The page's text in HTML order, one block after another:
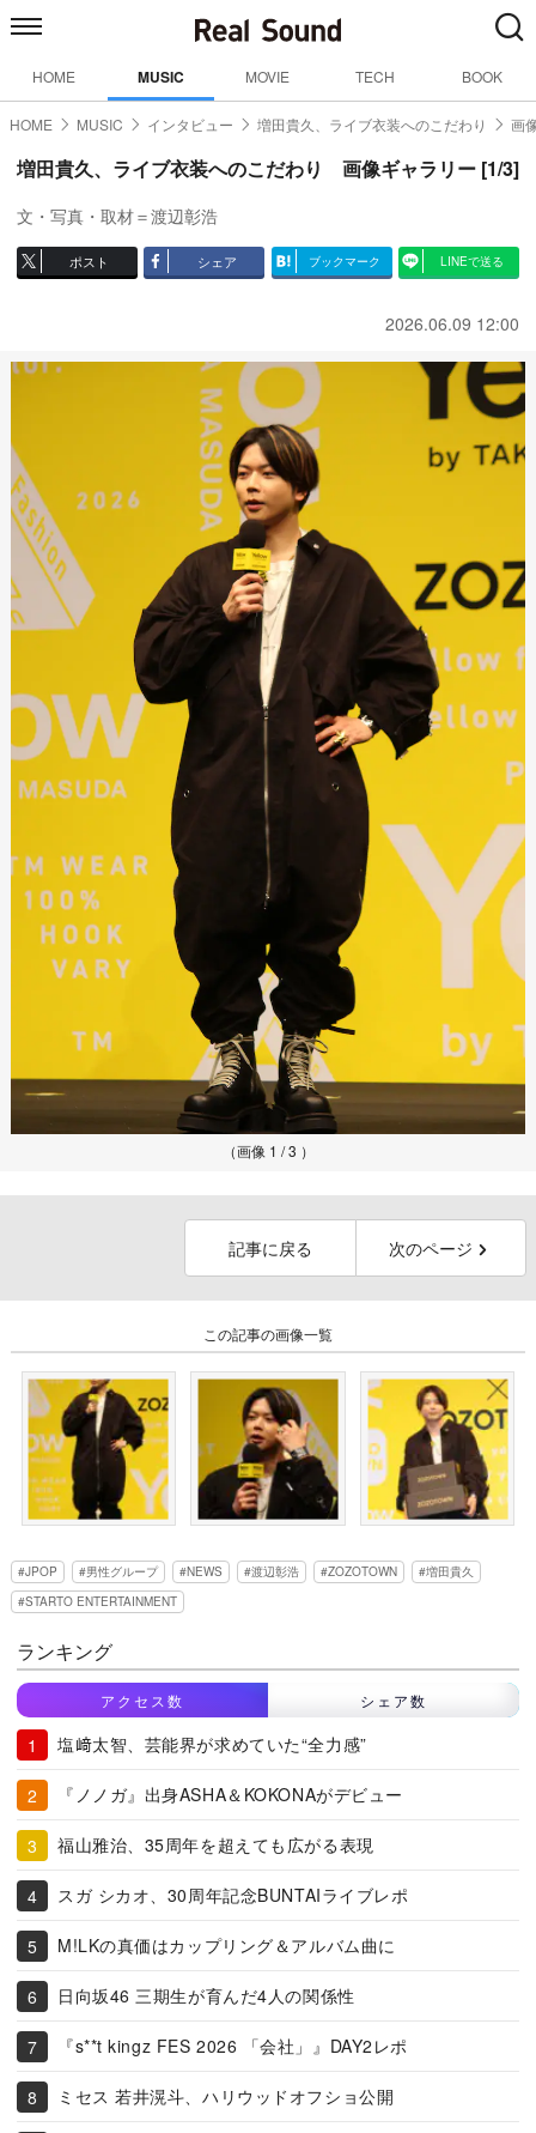
HOME MUSIC MOVIE TECH BOOK
HOME MUSIC インタビュー 増田貴久、ライブ衣装へのこだわり 画
増田貴久、ライブ衣装へのこだわり 画像ギャラリー [1/3]
文・写真・取材＝渡辺彰浩
ポスト シェア ブックマーク LINEで送る
2026.06.09 12:00
（画像 1 / 3 ）
記事に戻る 次のページ
この記事の画像一覧
JPOP 男性グループ NEWS 渡辺彰浩 ZOZOTOWN
増田貴久
STARTO ENTERTAINMENT
ランキング
アクセス数 シェア数
塩﨑太智、芸能界が求めていた“全力感”
『ノノガ』出身ASHA＆KOKONAがデビュー
福山雅治、35周年を超えても広がる表現
スガ シカオ、30周年記念BUNTAIライブレポ
M!LKの真価はカップリング＆アルバム曲に
日向坂46 三期生が育んだ4人の関係性
『s**t kingz FES 2026 「会社」』DAY2レポ
ミセス 若井滉斗、ハリウッドオフショ公開